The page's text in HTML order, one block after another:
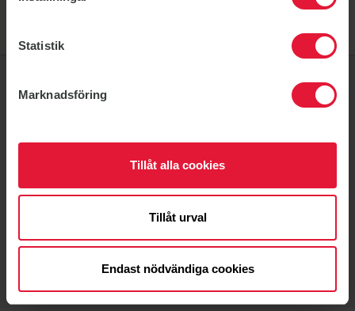
Statistik
Marknadsföring
Tillåt alla cookies
Tillåt urval
Endast nödvändiga cookies
À propos de nous
Politique de confidentialité
Cookies Français
Accessibility statement